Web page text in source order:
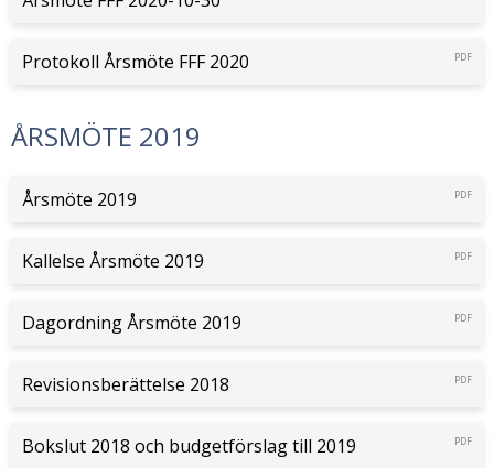
Protokoll Årsmöte FFF 2020 PDF
ÅRSMÖTE 2019
Årsmöte 2019 PDF
Kallelse Årsmöte 2019 PDF
Dagordning Årsmöte 2019 PDF
Revisionsberättelse 2018 PDF
Bokslut 2018 och budgetförslag till 2019 PDF